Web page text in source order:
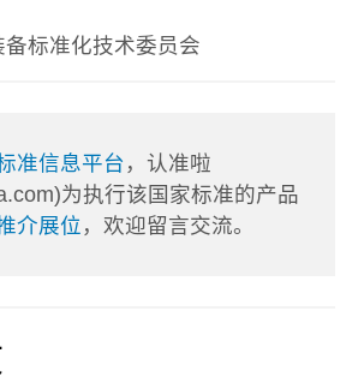
标准化技术委员会
准信息平台 ，认准啦
为执行该国家标准的产品
介展位 ，欢迎留言交流。